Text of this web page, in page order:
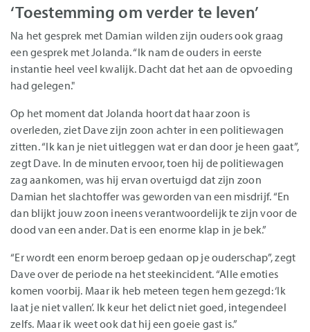
‘Toestemming om verder te leven’
Na het gesprek met Damian wilden zijn ouders ook graag
een gesprek met Jolanda. “Ik nam de ouders in eerste
instantie heel veel kwalijk. Dacht dat het aan de opvoeding
had gelegen."
Op het moment dat Jolanda hoort dat haar zoon is
overleden, ziet Dave zijn zoon achter in een politiewagen
zitten. “Ik kan je niet uitleggen wat er dan door je heen gaat”,
zegt Dave. In de minuten ervoor, toen hij de politiewagen
zag aankomen, was hij ervan overtuigd dat zijn zoon
Damian het slachtoffer was geworden van een misdrijf. “En
dan blijkt jouw zoon ineens verantwoordelijk te zijn voor de
dood van een ander. Dat is een enorme klap in je bek.”
“Er wordt een enorm beroep gedaan op je ouderschap”, zegt
Dave over de periode na het steekincident. “Alle emoties
komen voorbij. Maar ik heb meteen tegen hem gezegd: ‘Ik
laat je niet vallen’. Ik keur het delict niet goed, integendeel
zelfs. Maar ik weet ook dat hij een goeie gast is.”